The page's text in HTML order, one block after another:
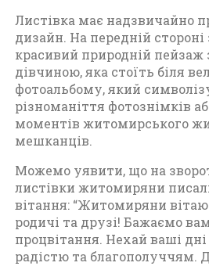
Листівка має надзвичайно
дизайн. На передній
красивий природній пейзаж
дівчиною, яка стоїть біля
фотоальбому, який
різноманіття фотознімків
моментів житомирського
мешканців.
Можемо уявити, що на
листівки житомиряни
вітання: “Житомиряни
родичі та друзі! Бажаємо
процвітання. Нехай ваші
радістю та благополуччям.